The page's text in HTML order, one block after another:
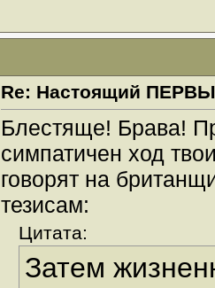
Re: Настоящий
Блестяще! Брава!
симпатичен ход
говорят на
тезисам:
Цитата:
Затем